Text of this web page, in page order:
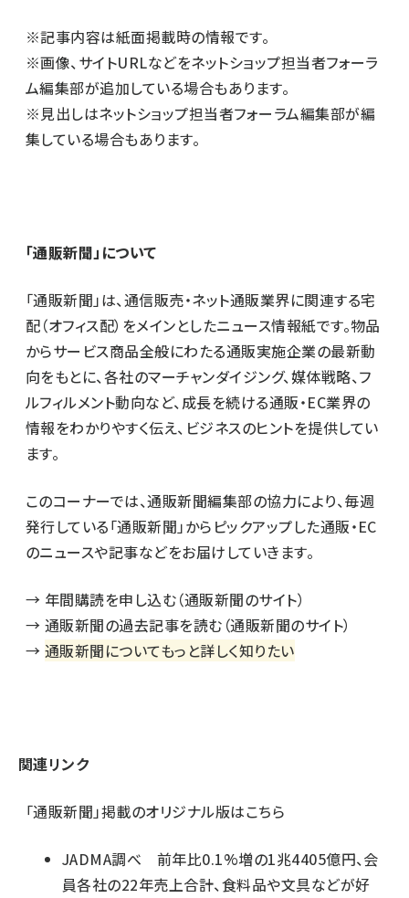
※記事内容は紙面掲載時の情報です。
※画像、サイトURLなどをネットショップ担当者フォーラ
ム編集部が追加している場合もあります。
※見出しはネットショップ担当者フォーラム編集部が編
集している場合もあります。
「通販新聞」について
「通販新聞」は、通信販売・ネット通販業界に関連する宅
配（オフィス配）をメインとしたニュース情報紙です。物品
からサービス商品全般にわたる通販実施企業の最新動
向をもとに、各社のマーチャンダイジング、媒体戦略、フ
ルフィルメント動向など、成長を続ける通販・EC業界の
情報をわかりやすく伝え、ビジネスのヒントを提供してい
ます。
このコーナーでは、通販新聞編集部の協力により、毎週
発行している「通販新聞」からピックアップした通販・EC
のニュースや記事などをお届けしていきます。
→ 年間購読を申し込む（通販新聞のサイト）
→ 通販新聞の過去記事を読む（通販新聞のサイト）
→ 通販新聞についてもっと詳しく知りたい
関連リンク
「通販新聞」掲載のオリジナル版はこちら
JADMA調べ 前年比0.1%増の1兆4405億円、会
員各社の22年売上合計、食料品や文具などが好